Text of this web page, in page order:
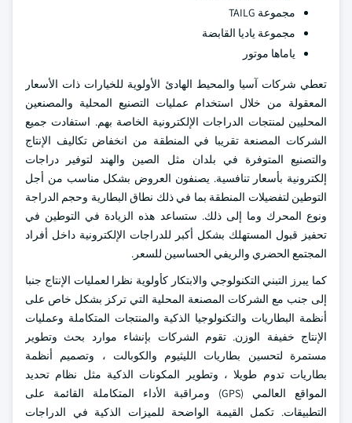
مجموعة TAILG
مجموعة ياديا القابضة
ياماها موتور
تعطي شركات آسيا والمحيط الهادئ الأولوية للخيارات ذات الأسعار
المعقولة من خلال استخدام عمليات التصنيع المحلية والمصنعين
المحليين لمنتجات الدراجات الإلكترونية الخاصة بهم. استفادت جميع
الشركات المصنعة تقريبا في المنطقة من انخفاض تكاليف الإنتاج
والتصنيع المتوفرة في بلدان مثل الصين والهند لتوفير دراجات
إلكترونية بأسعار تنافسية. يصنفون العروض بشكل مناسب من أجل
التوطين لتفضيلات المنطقة بما في ذلك نطاق البطارية وحجم الدراجة
ونوع المحرك وما إلى ذلك. ستساعد هذه الزيادة في التوطين في
تحفيز قبول المستهلك بشكل أكبر للدراجات الإلكترونية داخل أفراد
المجتمع الحضري والريفي الحساسين للسعر.
كما يبرز التبني التكنولوجي والابتكار كأولوية نظرا لعمليات الإنتاج جنبا
إلى جنب مع الشركات المصنعة المحلية التي تركز بشكل خاص على
أنظمة البطاريات والتكنولوجيا الذكية والمنتجات المتكاملة وعمليات
الإنتاج خفيفة الوزن. تقوم الشركات بإنشاء موارد بحث وتطوير
مستمرة لتحسين بطاريات الليثيوم والكوبالت ، وتصميم أنظمة
بطاريات تدوم طويلا ، وتطوير المكونات الذكية مثل نظام تحديد
المواقع العالمي (GPS) ومراقبة الأداء المتكاملة القائمة على
التطبيقات. تكمل القيمة الواضحة للميزات الذكية في الدراجات